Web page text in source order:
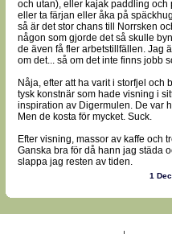
och utan), eller kajak paddling
eller ta färjan eller åka på
så är det stor chans till Norrsken
någon som gjorde det så skulle
de även få fler arbetstillfällen. Jag
om det... så om det inte finns jobb
Nåja, efter att ha varit i storfjel och
tysk konstnär som hade visning i
inspiration av Digermulen. De var
Men de kosta för mycket. Suck.
Efter visning, massor av kaffe och
Ganska bra för då hann jag städa
slappa jag resten av tiden.
1